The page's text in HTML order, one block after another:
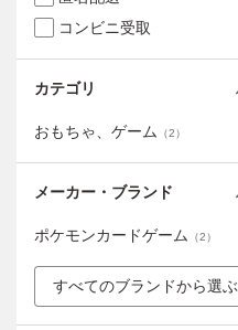
コンビニ受取
カテゴリ
おもちゃ、ゲーム （2）
メーカー・ブランド
ポケモンカードゲーム （2）
すべてのブランドから選ぶ